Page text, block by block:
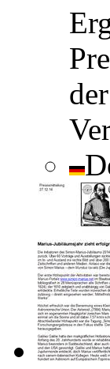
der